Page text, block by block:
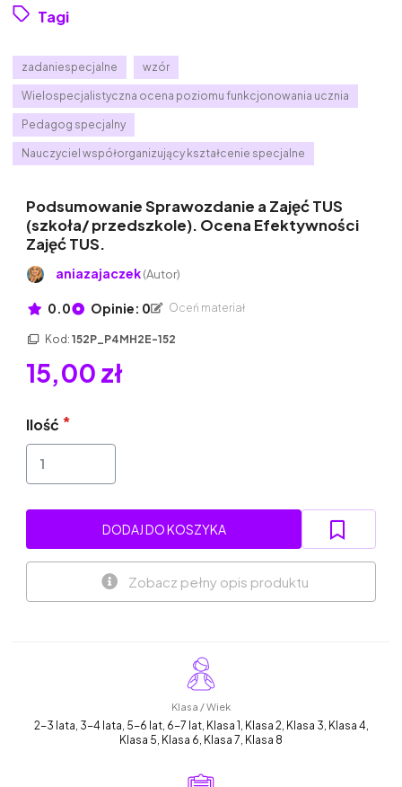
Tagi
zadaniespecjalne wzór
Wielospecjalistyczna ocena poziomu funkcjonowania ucznia
Pedagog specjalny
Nauczyciel współorganizujący kształcenie specjalne
Podsumowanie Sprawozdanie a Zajęć TUS
(szkoła/ przedszkole). Ocena Efektywności
Zajęć TUS.
aniazajaczek(Autor)
0.0 Opinie: 0 Oceń materiał
Kod: 152P_P4MH2E-152
15,00 zł
Ilość
DODAJ DO KOSZYKA
Zobacz pełny opis produktu
Klasa / Wiek
2-3 lata, 3-4 lata, 5-6 lat, 6-7 lat, Klasa 1, Klasa 2, Klasa 3, Klasa 4,
Klasa 5, Klasa 6, Klasa 7, Klasa 8